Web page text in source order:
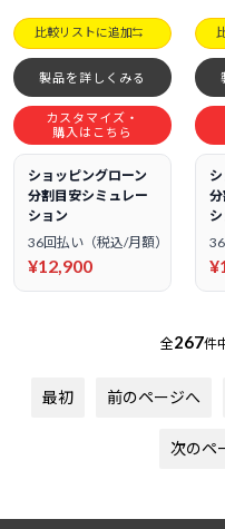
比較リストに追加
製品を詳しくみる
カスタマイズ・
購入はこちら
ショッピングローン
分割目安シミュレー
ション
36回払い（税込/月額）
¥12,900
全267件
最初 前のページへ
次のペ